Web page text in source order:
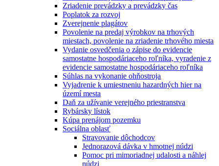
Zriadenie prevádzky a prevádzky čas
Poplatok za rozvoj
Zverejnenie plagátov
Povolenie na predaj výrobkov na trhových
miestach, povolenie na zriadenie trhového miesta
Vydanie osvedčenia o zápise do evidencie
samostatne hospodáriaceho roľníka, vyradenie z
evidencie samostatne hospodáriaceho roľníka
Súhlas na vykonanie ohňostroja
Vyjadrenie k umiestneniu hazardných hier na
území mesta
Daň za užívanie verejného priestranstva
Rybársky lístok
Kúpa prenájom pozemku
Sociálna oblasť
Stravovanie dôchodcov
Jednorazová dávka v hmotnej núdzi
Pomoc pri mimoriadnej udalosti a náhlej
núdzi